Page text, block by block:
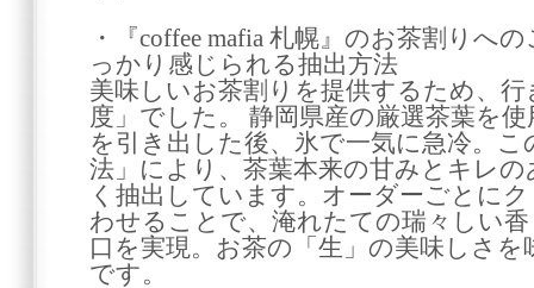
・『coffee mafia 札幌』のお茶割りへ
っかり感じられる抽出方法
美味しいお茶割りを提供するため、
度」でした。 静岡県産の厳選茶葉を
を引き出した後、氷で一気に急冷。
法」により、茶葉本来の甘みとキレ
く抽出しています。オーダーごとに
わせることで、淹れたての瑞々しい
口を実現。お茶の「生」の美味しさ
です。